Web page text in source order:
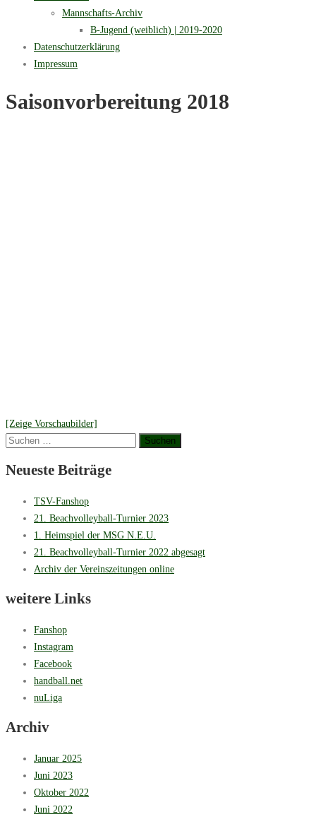
Mannschafts-Archiv
B-Jugend (weiblich) | 2019-2020
Datenschutzerklärung
Impressum
Saisonvorbereitung 2018
[Zeige Vorschaubilder]
Suchen
Neueste Beiträge
TSV-Fanshop
21. Beachvolleyball-Turnier 2023
1. Heimspiel der MSG N.E.U.
21. Beachvolleyball-Turnier 2022 abgesagt
Archiv der Vereinszeitungen online
weitere Links
Fanshop
Instagram
Facebook
handball.net
nuLiga
Archiv
Januar 2025
Juni 2023
Oktober 2022
Juni 2022